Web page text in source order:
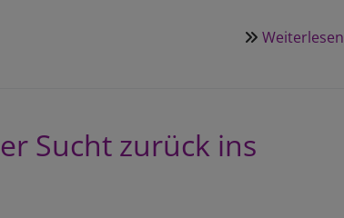
Weiterlesen
Sucht zurück ins